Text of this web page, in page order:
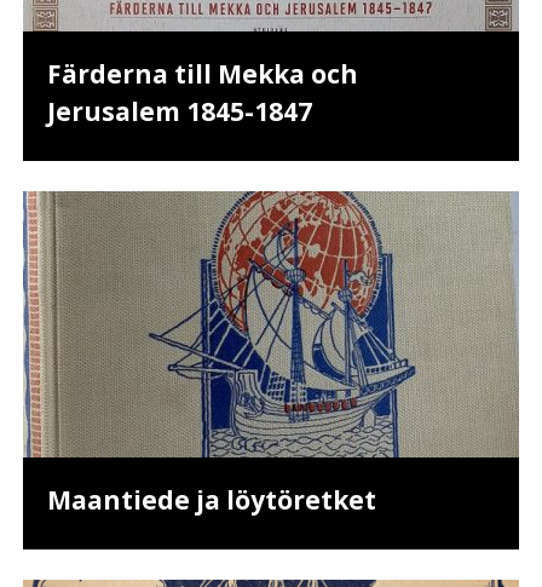
Färderna till Mekka och
Jerusalem 1845-1847
Maantiede ja löytöretket